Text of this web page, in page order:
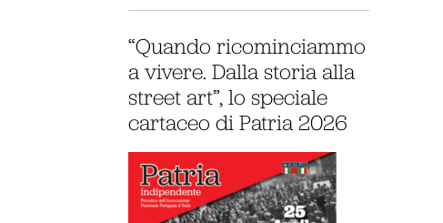
“Quando ricominciammo
a vivere. Dalla storia alla
street art”, lo speciale
cartaceo di Patria 2026